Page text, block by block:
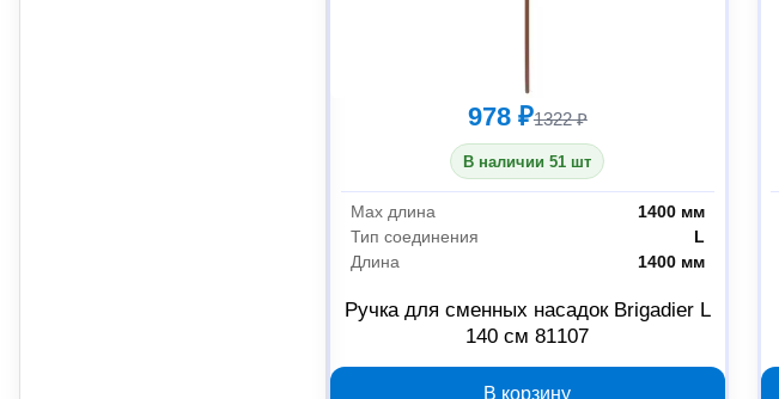
978 ₽1322 ₽
В наличии 51 шт
Max длина
1400 мм
Тип соединения
L
Длина
1400 мм
Ручка для сменных насадок Brigadier L
140 см 81107
В корзину